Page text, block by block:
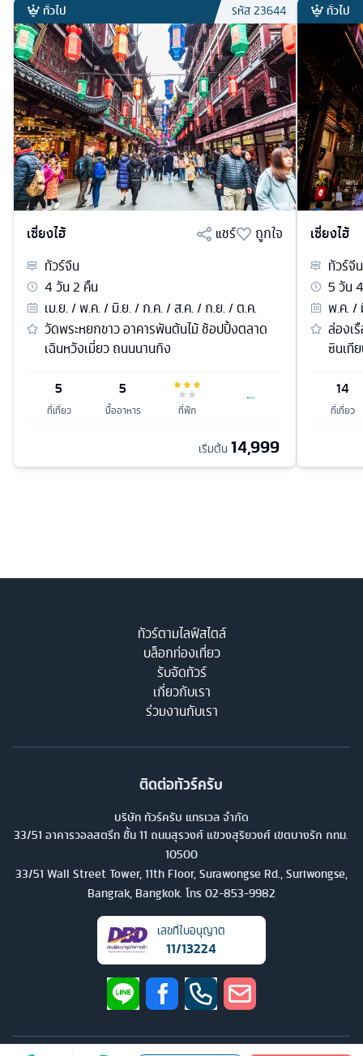
ทั่วไป รหัส23644
เซี่ยงไฮ้ แชร์
ถูกใจ
ทัวร์จีน
4วัน2 คืน
เม.ย. / พ.ค. / มิ.ย. / ก.ค. / ส.ค. / ก.ย. / ต.ค.
วัดพระหยกขาว อาคารพันต้นไม้ ช้อปปิ้งตลาด
เฉินหวังเมี่ยว ถนนนานกิง
5
ที่เที่ยว
5
มื้ออาหาร ที่พัก
เริ่มต้น 14,999
ทั่วไป
เซี่ยงไฮ้
ทัวร์จีน
5วัน4
พ.ค. /
ล่องเ
ซินเที
14
ที่เที่ยว
ทัวร์ตามไลฟ์สไตล์
บล็อกท่องเที่ยว
รับจัดทัวร์
เกี่ยวกับเรา
ร่วมงานกับเรา
ติดต่อทัวร์ครับ
บริษัท ทัวร์ครับ แทรเวล จำกัด
33/51 อาคารวอลสตรีท ชั้น 11 ถนนสุรวงศ์ แขวงสุริยวงศ์ เขตบางรัก กทม.
10500
33/51 Wall Street Tower, 11th Floor, Surawongse Rd., Suriwongse,
Bangrak, Bangkok. โทร 02-853-9982
เลขที่ใบอนุญาต
11/13224